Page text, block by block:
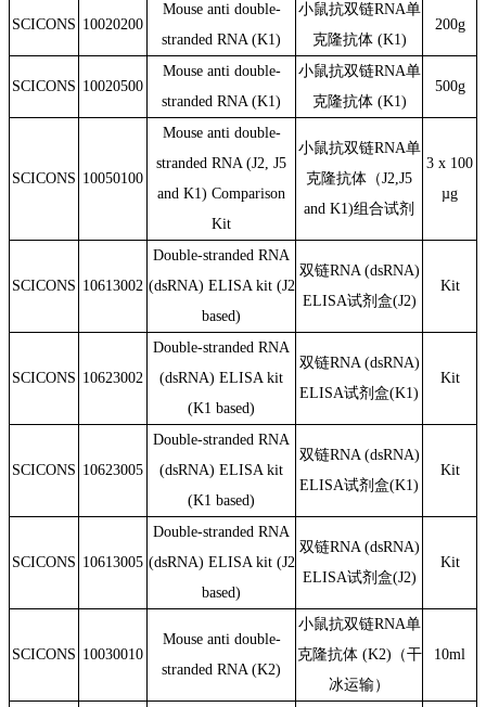
SCICONS 10020200
Mouse anti double-
stranded RNA (K1)
小鼠抗双链RNA单
克隆抗体 (K1)
200g
SCICONS 10020500
Mouse anti double-
stranded RNA (K1)
小鼠抗双链RNA单
克隆抗体 (K1)
500g
SCICONS 10050100
Mouse anti double-
stranded RNA (J2, J5
and K1) Comparison
Kit
小鼠抗双链RNA单
克隆抗体（J2,J5
and K1)组合试剂
3 x 100
µg
SCICONS 10613002
Double-stranded RNA
(dsRNA) ELISA kit (J2
based)
双链RNA (dsRNA)
ELISA试剂盒(J2)
Kit
SCICONS 10623002
Double-stranded RNA
(dsRNA) ELISA kit
(K1 based)
双链RNA (dsRNA)
ELISA试剂盒(K1)
Kit
SCICONS 10623005
Double-stranded RNA
(dsRNA) ELISA kit
(K1 based)
双链RNA (dsRNA)
ELISA试剂盒(K1)
Kit
SCICONS 10613005
Double-stranded RNA
(dsRNA) ELISA kit (J2
based)
双链RNA (dsRNA)
ELISA试剂盒(J2)
Kit
SCICONS 10030010
Mouse anti double-
stranded RNA (K2)
小鼠抗双链RNA单
克隆抗体 (K2)（干
冰运输）
10ml